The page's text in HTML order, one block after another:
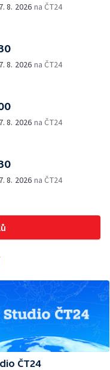
7. 8. 2026 na ČT24
7. 8. 2026 na ČT24
7. 8. 2026 na ČT24
7. 8. 2026 na ČT24
ČT24